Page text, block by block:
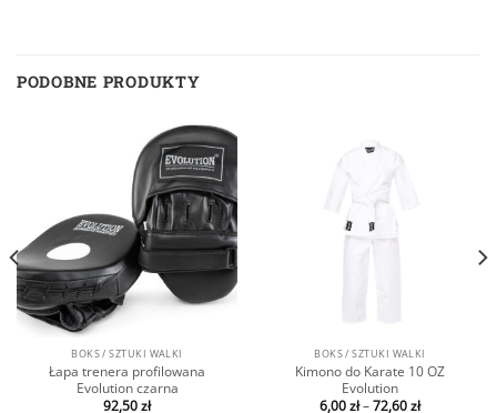
PODOBNE PRODUKTY
BOKS / SZTUKI WALKI
Łapa trenera profilowana
Evolution czarna
92,50zł
BOKS / SZTUKI WALKI
Kimono do Karate 10 OZ
Evolution
6,00zł–72,60zł